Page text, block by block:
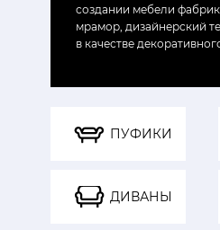
создании мебели
мрамор, дизайнерский
в качестве
ПУФИКИ
ДИВАНЫ